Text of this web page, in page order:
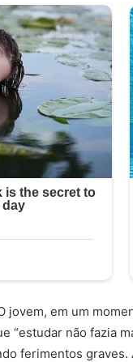
jovem, em um
“estudar não fazia
ferimentos